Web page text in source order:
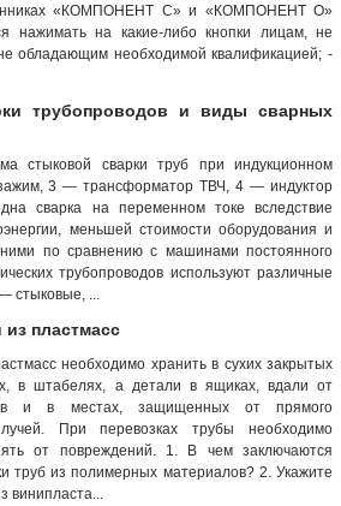
«КОМПОНЕНТ С» и «КОМПОНЕНТ О»
нажимать на какие-либо кнопки лицам, не
обладающим необходимой квалификацией; -
трубопроводов и виды сварных
стыковой сварки труб при индукционном
3 — трансформатор ТВЧ, 4 — индуктор
сварка на переменном токе вследствие
меньшей стоимости оборудования и
по сравнению с машинами постоянного
трубопроводов используют различные
стыковые, ...
пластмасс
необходимо хранить в сухих закрытых
в штабелях, а детали в ящиках, вдали от
и в местах, защищенных от прямого
При перевозках трубы необходимо
от повреждений. 1. В чем заключаются
труб из полимерных материалов? 2. Укажите
винипласта...